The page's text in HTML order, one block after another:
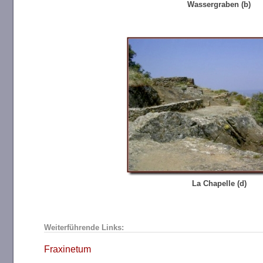
Wassergraben (b)
La Chapelle (d)
Weiterführende Links:
Fraxinetum